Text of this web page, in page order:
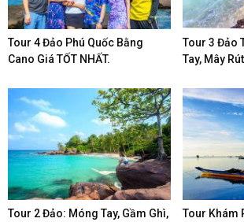
Tour 4 Đảo Phú Quốc Bằng
Cano Giá TỐT NHẤT.
Tour 3 Đảo
Tay, Mây
Tour 2 Đảo: Móng Tay, Gầm Ghì,
Tour Khám